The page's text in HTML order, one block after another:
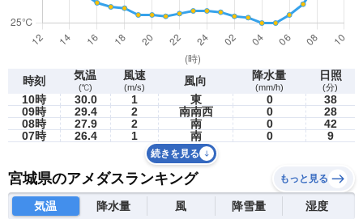
時刻 気温
(℃)
風速
(m/s) 風向 降水量
(mm/h)
日照
(分)
10時 30.0 1 東 0
38
09時
29.4 2 南南西 0
28
08時
27.9 2 南 0
42
07時
26.4 1 南 0 9
続きを見る
宮城県のアメダスランキング もっと見る
気温 降水量 風 降雪量 湿度